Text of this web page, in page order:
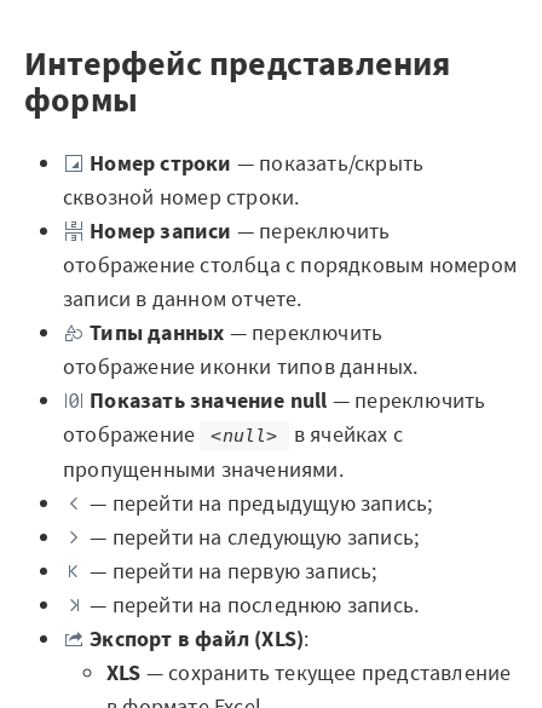
Обратная связь
Интерфейс представления
формы
Номер строки — показать/скрыть
сквозной номер строки.
Номер записи — переключить
отображение столбца с порядковым номером
записи в данном отчете.
Типы данных — переключить
отображение иконки типов данных.
Показать значение null — переключить
отображение
<null>
в ячейках с
пропущенными значениями.
— перейти на предыдущую запись;
— перейти на следующую запись;
— перейти на первую запись;
— перейти на последнюю запись.
Экспорт в файл (XLS):
XLS — сохранить текущее представление